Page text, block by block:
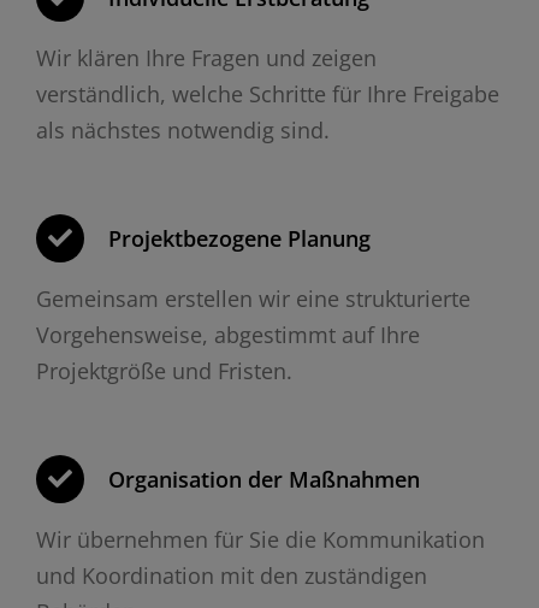
Wir klären Ihre Fragen und zeigen
verständlich, welche Schritte für Ihre Freigabe
als nächstes notwendig sind.
Projektbezogene Planung
Gemeinsam erstellen wir eine strukturierte
Vorgehensweise, abgestimmt auf Ihre
Projektgröße und Fristen.
Organisation der Maßnahmen
Wir übernehmen für Sie die Kommunikation
und Koordination mit den zuständigen